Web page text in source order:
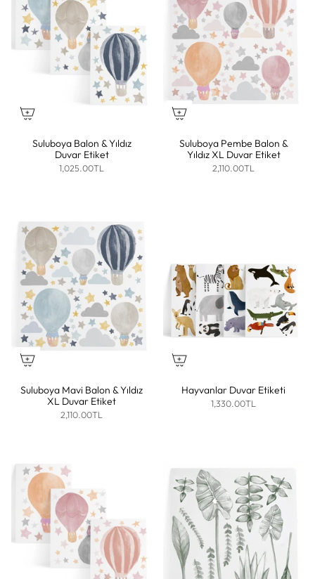
Suluboya Balon & Yıldız
Duvar Etiket
1,025.00TL
Suluboya Pembe Balon &
Yıldız XL Duvar Etiket
2,110.00TL
Suluboya Mavi Balon & Yıldız
XL Duvar Etiket
2,110.00TL
Hayvanlar Duvar Etiketi
1,330.00TL